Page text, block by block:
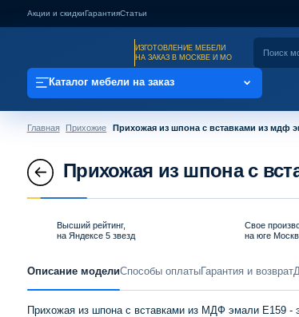
Акции и скидкиГарантияСтатьи
ИЗГОТОВЛЕНИЕ МЕБЕЛИ
НА ЗАКАЗ В МОСКВЕ И МО
Каталог мебели на заказ
Главная Прихожие Прихожая из шпона с вставками из мдф
Прихожая из шпона с
Высший рейтинг,
на Яндексе 5 звезд
Свое
на юге
Описание модели Способы оплатыГарантия и возврат
Прихожая из шпона с вставками из МДФ эмали E159 -